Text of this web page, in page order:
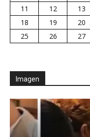
11
12 13
18
19 20
25
26 27
Imagen